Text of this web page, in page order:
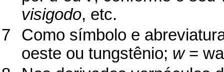
visigodo, etc.
7
Como símbolo e
oeste ou tungstênio; w=